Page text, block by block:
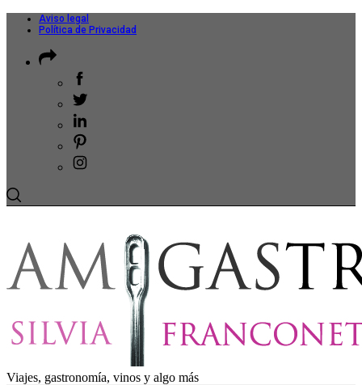
Aviso legal
Política de Privacidad
Viajes, gastronomía, vinos y algo más